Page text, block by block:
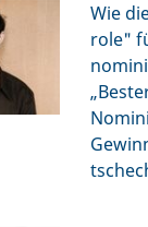
Wie
role"